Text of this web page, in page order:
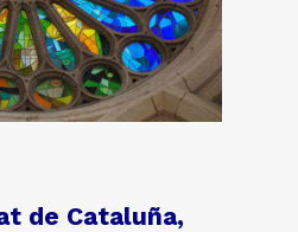
de Cataluña,